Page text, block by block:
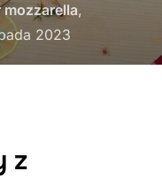
mozzarella,
2023
z